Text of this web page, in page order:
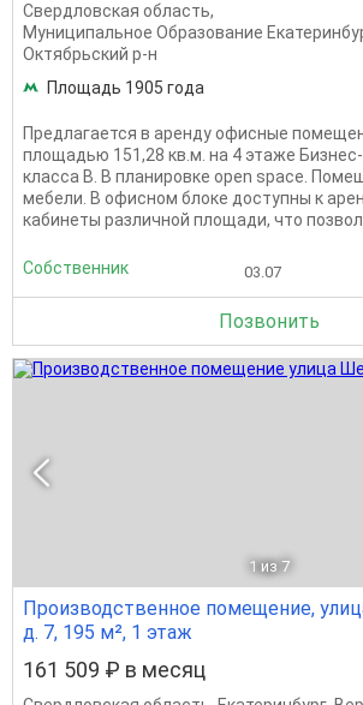
Свердловская область,
Муниципальное Образование
Октябрьский р-н
Площадь 1905 года
Предлагается в аренду офисные
площадью 151,28 кв.м. на 4 этаже
класса В. В планировке open space.
мебели. В офисном блоке доступны к
кабинеты различной площади, что
Собственник 03.07
Позвонить
1 из 7
Производственное помещение,
д. 7, 195 м², 1 этаж
161 509 ₽ в месяц